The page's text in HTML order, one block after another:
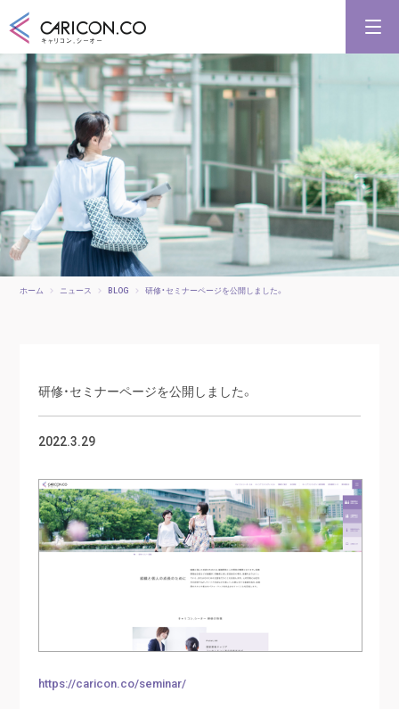
キャリアコンサルタント養成講習
キャリアコンサルタント更新講習
合格講座
キャリコンシーオーとは
キャリアコンサルタントとは
ホーム ニュース BLOG 研修・セミナーページを公開しました。
研修・セミナーページを公開しました。
2022.3.29
https://caricon.co/seminar/